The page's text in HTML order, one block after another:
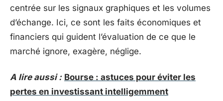
centrée sur les signaux graphiques et les volumes
d’échange. Ici, ce sont les faits économiques et
financiers qui guident l’évaluation de ce que le
marché ignore, exagère, néglige.
A lire aussi : Bourse : astuces pour éviter les
pertes en investissant intelligemment